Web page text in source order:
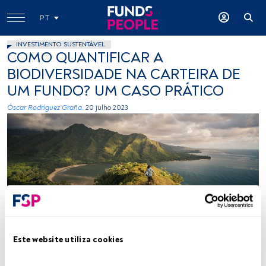
Este website utiliza cookies
PT
INVESTIMENTO SUSTENTÁVEL
COMO QUANTIFICAR A
BIODIVERSIDADE NA CARTEIRA DE
UM FUNDO? UM CASO PRÁTICO
Óscar Rodríguez Graña. 20 julho 2023